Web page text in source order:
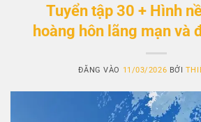
Tuyển tập 30 + Hình
hoàng hôn lãng mạn và
ĐĂNG VÀO 11/03/2026 BỞI